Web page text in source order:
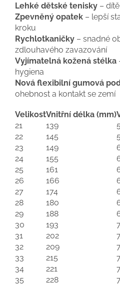
Lehké dětské tenisky –
Zpevněný opatek – lepší
kroku
Rychlotkaničky – snadné
zdlouhavého zavazování
Vyjímatelná kožená stélka
hygiena
Nová flexibilní gumová
ohebnost a kontakt se zemí
VelikostVnitřní délka (mm)
21
139
22
145
23
149
24
155
25
161
26
166
27
174
28
180
29
188
30
193
31
202
32
209
33
215
34
221
35
228